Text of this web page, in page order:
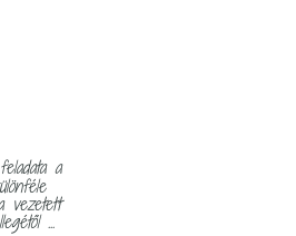
a
vezetett
...